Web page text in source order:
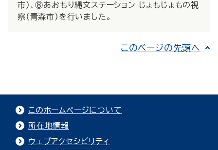
市）、⑧あおもり縄文ステーション じょもじょもの視
察（青森市）を行いました。
このページの先頭へ
このホームページについて
所在地情報
ウェブアクセシビリティ